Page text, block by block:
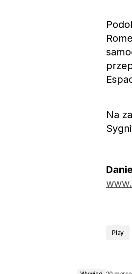
Na
Play